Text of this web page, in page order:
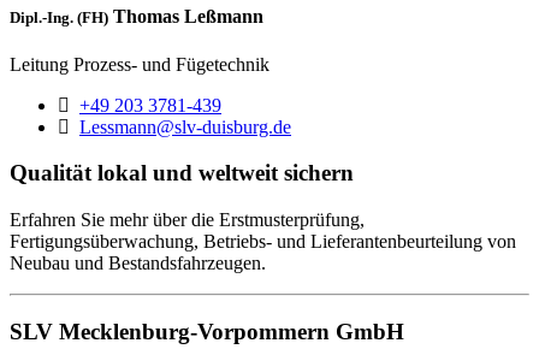
Dipl.-Ing. (FH) Thomas Leßmann
Leitung Prozess- und Fügetechnik
Telefon:
+49 203 3781-439
E-Mail:
Lessmann@slv-duisburg.de
Qualität lokal und weltweit sichern
Erfahren Sie mehr über die Erstmusterprüfung,
Fertigungsüberwachung, Betriebs- und Lieferantenbeurteilung von
Neubau und Bestandsfahrzeugen.
SLV Mecklenburg-Vorpommern GmbH